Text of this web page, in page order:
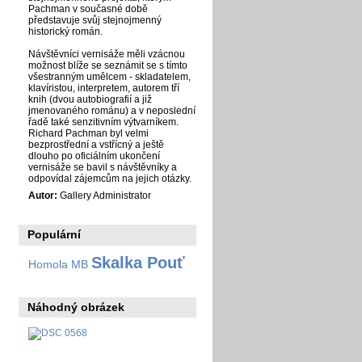
Pachman v současné době
představuje svůj stejnojmenný
historický román.
Návštěvníci vernisáže měli vzácnou
možnost blíže se seznámit se s tímto
všestranným umělcem - skladatelem,
klavíristou, interpretem, autorem tří
knih (dvou autobiografií a již
jmenovaného románu) a v neposlední
řadě také senzitivním výtvarníkem.
Richard Pachman byl velmi
bezprostřední a vstřícný a ještě
dlouho po oficiálním ukončení
vernisáže se bavil s návštěvníky a
odpovídal zájemcům na jejich otázky.
Autor: Gallery Administrator
Populární
Homola MB Skalka Pouť
Náhodný obrázek